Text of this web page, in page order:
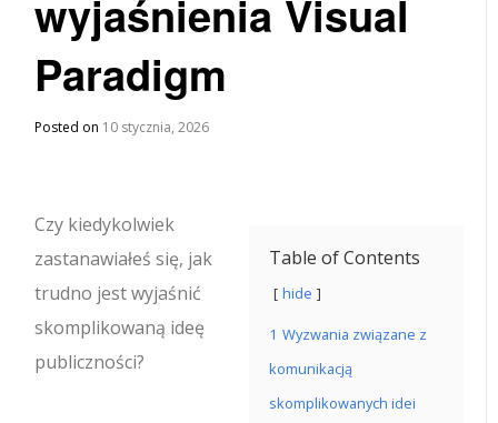
wyjaśnienia Visual
Paradigm
Posted on 10 stycznia, 2026
Table of Contents
hide
1 Wyzwania związane z
komunikacją
skomplikowanych idei
Czy kiedykolwiek
zastanawiałeś się, jak
trudno jest wyjaśnić
skomplikowaną ideę
publiczności?